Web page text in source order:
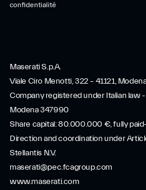
confidentialité
Maserati S.p.A.
Viale Ciro Menotti, 322 – 41121,
Company registered under Italian law
Modena 347990
Share capital: 80.000.000 €, fully
Direction and coordination under
Stellantis N.V.
maserati@pec.fcagroup.com
www.maserati.com